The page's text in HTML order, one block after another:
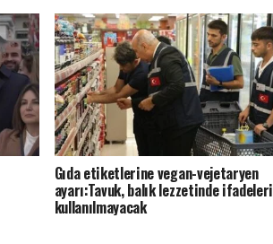
Gıda etiketlerine vegan-vejetaryen
ayarı:Tavuk, balık lezzetinde ifadeleri
kullanılmayacak